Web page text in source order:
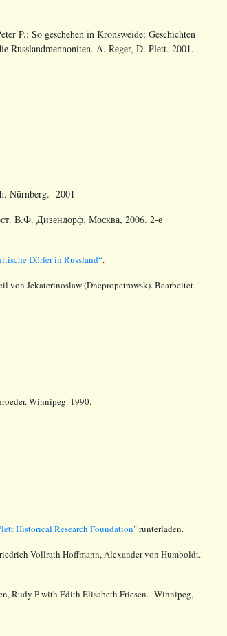
P.: So geschehen in Kronsweide: Geschichten
Russlandmennoniten. A. Reger, D. Plett. 2001.
Nürnberg. 2001
В.Ф. Дизендорф. Москва, 2006. 2-е
Dörfer in Russland“.
von Jekaterinoslaw(Dnepropetrowsk).Bearbeitet
Winnipeg. 1990.
Historical Research Foundation" runterladen.
Vollrath Hoffmann, Alexander von Humboldt.
Rudy P with Edith Elisabeth Friesen. Winnipeg,